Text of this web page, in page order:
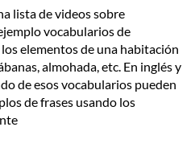
lista de videos sobre
vocabularios de
elementos de una habitación
almohada, etc. En inglés y
de esos vocabularios pueden
de frases usando los